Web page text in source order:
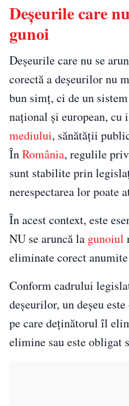
Deșeurile care
gunoi
Deșeurile care nu se
corectă a deșeurilor nu
bun simț, ci de un
național și european, cu
mediului, sănătății
ÎnRomânia, regulile
sunt stabilite prin
nerespectarea lor poate
În acest context, este
NU se aruncă la gunoiul
eliminate corect
Conform cadrului
deșeurilor, un deșeu
pe care deținătorul îl
elimine sau este obligat